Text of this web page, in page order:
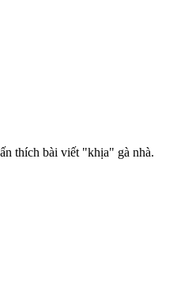
thích bài viết "khịa" gà nhà.